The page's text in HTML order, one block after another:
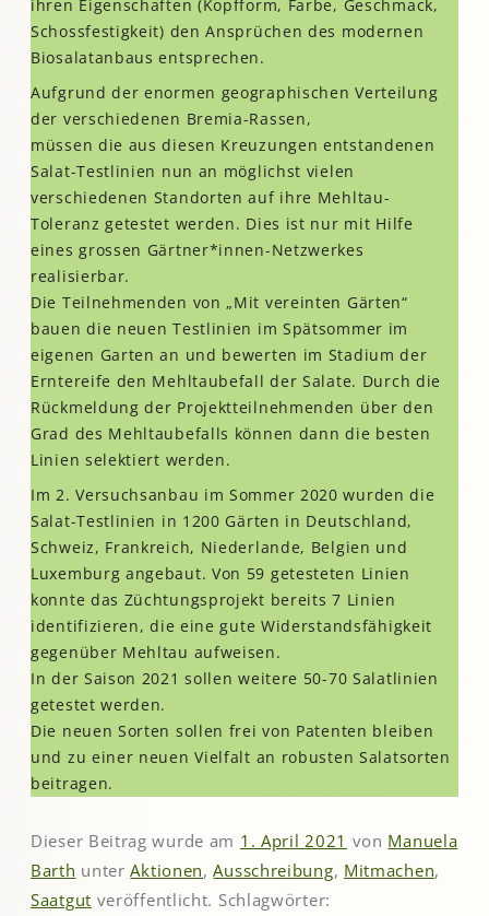
ihren Eigenschaften (Kopfform, Farbe, Geschmack,
Schossfestigkeit) den Ansprüchen des modernen
Biosalatanbaus entsprechen.
Aufgrund der enormen geographischen Verteilung
der verschiedenen Bremia-Rassen,
müssen die aus diesen Kreuzungen entstandenen
Salat-Testlinien nun an möglichst vielen
verschiedenen Standorten auf ihre Mehltau-
Toleranz getestet werden. Dies ist nur mit Hilfe
eines grossen Gärtner*innen-Netzwerkes
realisierbar.
Die Teilnehmenden von „Mit vereinten Gärten“
bauen die neuen Testlinien im Spätsommer im
eigenen Garten an und bewerten im Stadium der
Erntereife den Mehltaubefall der Salate. Durch die
Rückmeldung der Projektteilnehmenden über den
Grad des Mehltaubefalls können dann die besten
Linien selektiert werden.
Im 2. Versuchsanbau im Sommer 2020 wurden die
Salat-Testlinien in 1200 Gärten in Deutschland,
Schweiz, Frankreich, Niederlande, Belgien und
Luxemburg angebaut. Von 59 getesteten Linien
konnte das Züchtungsprojekt bereits 7 Linien
identifizieren, die eine gute Widerstandsfähigkeit
gegenüber Mehltau aufweisen.
In der Saison 2021 sollen weitere 50-70 Salatlinien
getestet werden.
Die neuen Sorten sollen frei von Patenten bleiben
und zu einer neuen Vielfalt an robusten Salatsorten
beitragen.
Dieser Beitrag wurde am 1. April 2021 von Manuela
Barth unterAktionen,Ausschreibung, Mitmachen,
Saatgut veröffentlicht. Schlagwörter: